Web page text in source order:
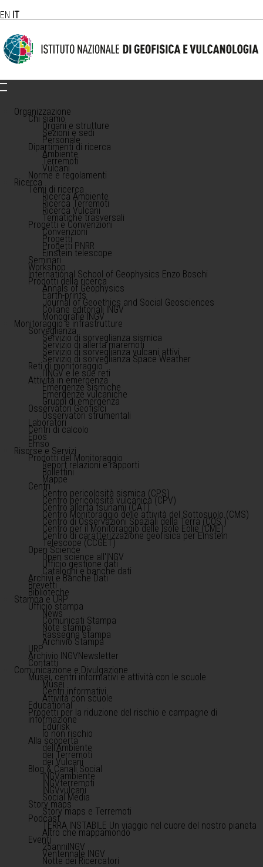
EN IT
Organizzazione
Chi siamo
Organi e strutture
Sezioni e sedi
Personale
Dipartimenti di ricerca
Ambiente
Terremoti
Vulcani
Norme e regolamenti
Ricerca
Temi di ricerca
Ricerca Ambiente
Ricerca Terremoti
Ricerca Vulcani
Tematiche trasversali
Progetti e Convenzioni
Convenzioni
Progetti
Progetti PNRR
Einstein telescope
Seminari
Workshop
International School of Geophysics Enzo Boschi
Prodotti della ricerca
Annals of Geophysics
Earth-prints
Journal of Geoethics and Social Geosciences
Collane editoriali INGV
Monografie INGV
Monitoraggio e infrastrutture
Sorveglianza
Servizio di sorveglianza sismica
Servizio di allerta maremoti
Servizio di sorveglianza vulcani attivi
Servizio di sorveglianza Space Weather
Reti di monitoraggio
l'INGV e le sue reti
Attività in emergenza
Emergenze sismiche
Emergenze vulcaniche
Gruppi di emergenza
Osservatori Geofisici
Osservatori strumentali
Laboratori
Centri di calcolo
Epos
Emso
Risorse e Servizi
Prodotti del Monitoraggio
Report relazioni e rapporti
Bollettini
Mappe
Centri
Centro pericolosità sismica (CPS)
Centro pericolosità vulcanica (CPV)
Centro allerta tsunami (CAT)
Centro Monitoraggio delle attività del Sottosuolo (CMS)
Centro di Osservazioni Spaziali della Terra (COS )
Centro per il Monitoraggio delle Isole Eolie (CME)
Centro di caratterizzazione geofisica per Einstein
Telescope (CCGET)
Open Science
Open science all'INGV
Ufficio gestione dati
Cataloghi e banche dati
Archivi e Banche Dati
Brevetti
Biblioteche
Stampa e URP
Ufficio stampa
News
Comunicati Stampa
Note stampa
Rassegna stampa
Archivio Stampa
URP
Archivio INGVNewsletter
Contatti
Comunicazione e Divulgazione
Musei, centri informativi e attività con le scuole
Musei
Centri informativi
Attività con scuole
Educational
Progetti per la riduzione del rischio e campagne di
informazione
Edurisk
Io non rischio
Alla scoperta
dell'Ambiente
dei Terremoti
dei Vulcani
Blog & Canali Social
INGVambiente
INGVterremoti
INGVvulcani
Social Media
Story maps
Story maps e Terremoti
Podcast
TERRA INSTABILE Un viaggio nel cuore del nostro pianeta
Altro che mappamondo
Eventi
25anniINGV
Ventennale INGV
Notte dei Ricercatori